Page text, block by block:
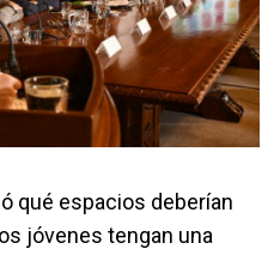
qué espacios deberían
jóvenes tengan una